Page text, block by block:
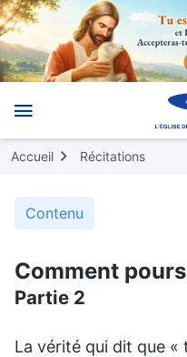
Accueil Récitations
Contenu
Comment
Partie 2
La vérité qui dit que « tes parents ne sont pas tes créanciers » est le principe de pratique correct que les gens devraient comprendre dans la façon d’aborder leurs parents. Quel est l’autre principe de pratique ? (Tes parents ne sont pas les maîtres de ta vie ni de ton destin.) N’est-il pas plus facile de comprendre et d’abandonner le principe : « Tes parents ne sont pas les maîtres de ta vie ni de ton destin », plutôt que : « Tes parents ne sont pas tes créanciers » ? En apparence, il semble que tes parents aient donné naissance à ta vie charnelle et qu’ils t’ont donné la vie. Mais du point de vue de Dieu, à la source du problème, ta vie charnelle ne t’a pas été donnée par tes parents, parce que les hommes ne peuvent pas créer la vie. En termes simples, personne ne peut créer le souffle de l’homme. La chair de chaque personne peut devenir une personne, parce qu’elle possède ce souffle. La vie de l’homme se trouve dans ce souffle et ce souffle est le signe d’une personne vivante. Les gens possèdent ce souffle et cette vie, et l’origine de ces choses ne vient pas de leurs parents. C’est simplement que les gens ont été créés par le biais de leurs parents, qui leur ont donné naissance. À la base, c’est Dieu qui donne ces choses aux gens. Par conséquent, tes parents ne sont pas les maîtres de ta vie, le Maître de ta vie, c’est Dieu. Dieu a créé l’humanité, Il a créé les vies de l’humanité et Il a donné à l’humanité le souffle de vie, qui est à l’origine de la vie de l’homme. Donc, la formule « tes parents ne sont pas les maîtres de ta vie » n’est-elle pas facile à comprendre ? Ton souffle ne t’a pas été donné par tes parents, et encore moins son maintien. Dieu veille et règne sur chaque jour de ta vie. Tes parents ne peuvent pas décider de la façon dont se déroule chaque jour de ta vie, ni si chaque jour est agréable et se déroule sans heurt, ni qui tu rencontres chaque jour, ni de ton environnement quotidien. Dieu ne fait que veiller sur toi par le biais de tes parents. Tes parents sont simplement les gens que Dieu a envoyés pour veiller sur toi. Quand tu es né, ce ne sont pas tes parents qui t’ont donné la vie. Alors, tes parents t’ont-ils donné la vie qui t’a permis de vivre jusqu’à maintenant ? Non, pas davantage. L’origine de ta vie est encore Dieu, et non tes parents. Disons que tes parents t’aient donné naissance, mais que Dieu ait décidé de t’enlever la vie à l’âge d’un an, ou de cinq ans. Tes parents y pourraient-ils quoi que ce soit ? Que pourraient faire tes parents ? Comment auraient-ils pu te sauver la vie ? Ils auraient pu t’envoyer à l’hôpital et te confier aux médecins, qui auraient essayé de te soigner et de te sauver la vie. C’était la responsabilité de tes parents. Cependant, si Dieu a dit que telle vie et telle personne ne doivent pas vivre, et que tu dois te réincarner dans une autre famille, alors tes parents n’ont aucun pouvoir, aucun moyen de te sauver la vie. Ils ne peuvent qu’être spectateurs, tandis que ta petite vie quitte ce monde. Quand une vie est perdue, tes parents sont impuissants, ils ne peuvent qu’assumer leurs responsabilités en tant que parents, et te confier aux médecins, qui essaient de te soigner et de te sauver la vie, mais ce n’est pas à tes parents de décider si ta vie se poursuit ou non. Si Dieu dit que tu peux continuer à vivre, alors ta vie existe. Si Dieu dit que ta vie ne doit pas exister, alors tu perds la vie. Tes parents peuvent-ils y faire quoi que ce soit ? Ils ne peuvent que se résigner à accepter ton sort. Pour être clair, tes parents ne sont que des êtres créés ordinaires. C’est simplement que de ton point de vue, ils ont une identité particulière, ils t’ont donné naissance et t’ont élevé, ils sont tes patrons, et tes parents. Mais du point de vue de Dieu, ce ne sont que des êtres humains ordinaires, ils font simplement partie de l’humanité corrompue, et ils n’ont rien de particulier. Ils ne sont même pas les maîtres de leur propre vie, alors comment pourraient-ils être les maîtres de la tienne ? Même s’ils t’ont donné naissance, ils ignorent d’où vient ta vie, et ils n’ont pas pu décider à quel moment, à quelle heure et à quel endroit ta vie allait arriver, ni comment serait ta vie. Ils ne savent rien de ces choses. En ce qui les concerne, ils se contentent d’attendre passivement, ils attendent la souveraineté de Dieu et Ses arrangements. Qu’ils en soient satisfaits ou non, qu’ils y croient ou non, il n’en reste pas moins que tout cela est orchestré par Dieu et se trouve entre les mains de Dieu. Tes parents ne sont pas les maîtres de ta vie. Cette question n’est-elle pas facile à comprendre ? (Si.) Tes parents ont donné naissance à ta chair, mais ils n’ont pas donné naissance à la vie de ta